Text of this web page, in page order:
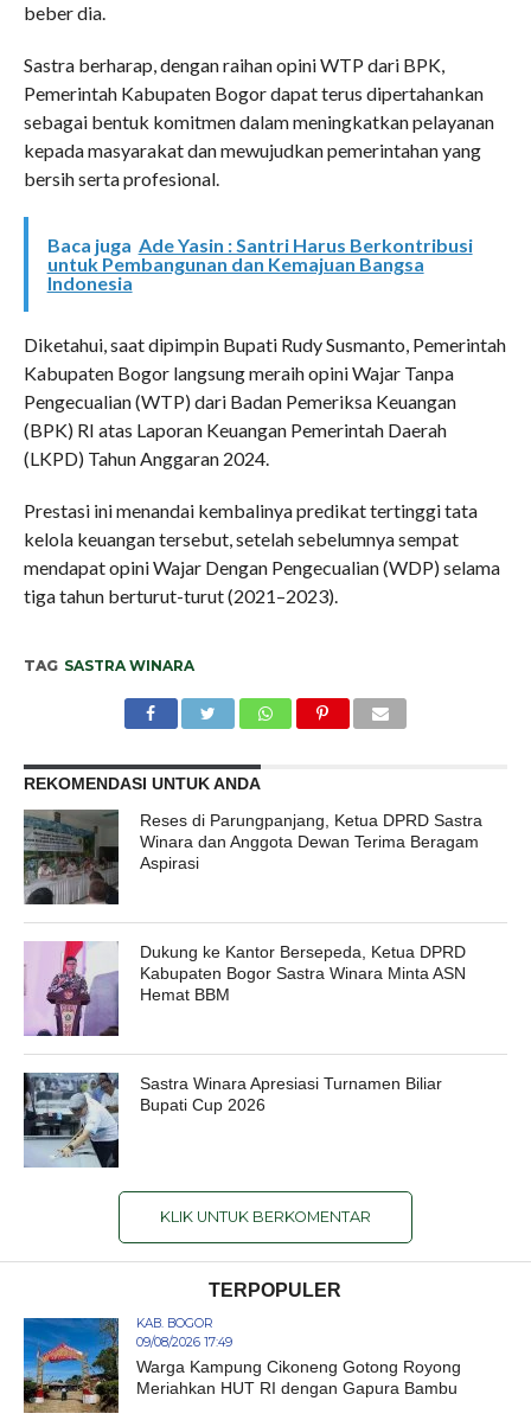
beber dia.
Sastra berharap, dengan raihan opini WTP dari BPK,
Pemerintah Kabupaten Bogor dapat terus dipertahankan
sebagai bentuk komitmen dalam meningkatkan pelayanan
kepada masyarakat dan mewujudkan pemerintahan yang
bersih serta profesional.
Baca juga Ade Yasin : Santri Harus Berkontribusi
untuk Pembangunan dan Kemajuan Bangsa
Indonesia
Diketahui, saat dipimpin Bupati Rudy Susmanto, Pemerintah
Kabupaten Bogor langsung meraih opini Wajar Tanpa
Pengecualian (WTP) dari Badan Pemeriksa Keuangan
(BPK) RI atas Laporan Keuangan Pemerintah Daerah
(LKPD) Tahun Anggaran 2024.
Prestasi ini menandai kembalinya predikat tertinggi tata
kelola keuangan tersebut, setelah sebelumnya sempat
mendapat opini Wajar Dengan Pengecualian (WDP) selama
tiga tahun berturut-turut (2021–2023).
TAG SASTRA WINARA
REKOMENDASI UNTUK ANDA
Reses di Parungpanjang, Ketua DPRD Sastra
Winara dan Anggota Dewan Terima Beragam
Aspirasi
Dukung ke Kantor Bersepeda, Ketua DPRD
Kabupaten Bogor Sastra Winara Minta ASN
Hemat BBM
Sastra Winara Apresiasi Turnamen Biliar
Bupati Cup 2026
KLIK UNTUK BERKOMENTAR
TERPOPULER
KAB. BOGOR
09/08/2026 17:49
Warga Kampung Cikoneng Gotong Royong
Meriahkan HUT RI dengan Gapura Bambu